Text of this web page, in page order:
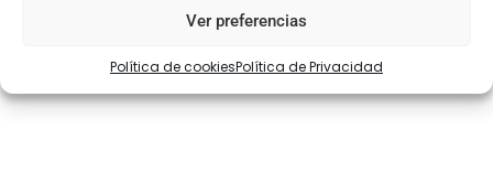
Ver preferencias
Política de cookiesPolítica de Privacidad
Tamaño. 6 mm aprox
Color. verde agua